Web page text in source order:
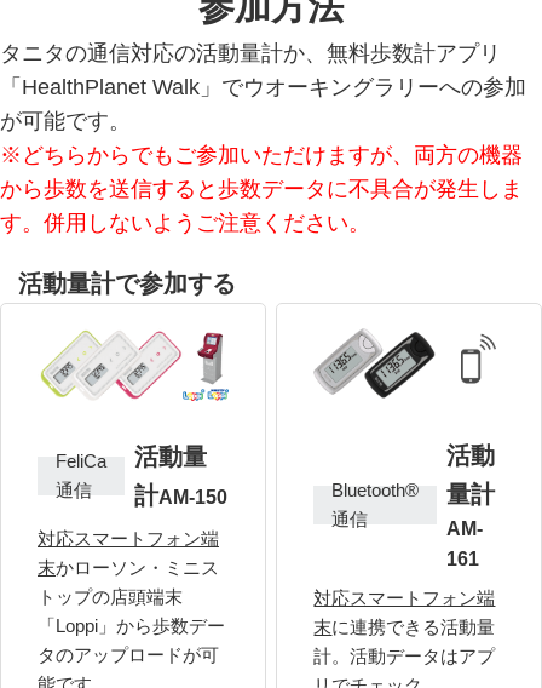
タニタの通信対応の活動量計か、無料歩数計アプリ
「HealthPlanet Walk」でウオーキングラリーへの参加
が可能です。
※どちらからでもご参加いただけますが、両方の機器
から歩数を送信すると歩数データに不具合が発生しま
す。併用しないようご注意ください。
活動量計で参加する
FeliCa
通信
活動量
計AM-150
対応スマートフォン端
末かローソン・ミニス
トップの店頭端末
「Loppi」から歩数デー
タのアップロードが可
能です。
Bluetooth®
通信
活動
量計
AM-
161
対応スマートフォン端
末に連携できる活動量
計。活動データはアプ